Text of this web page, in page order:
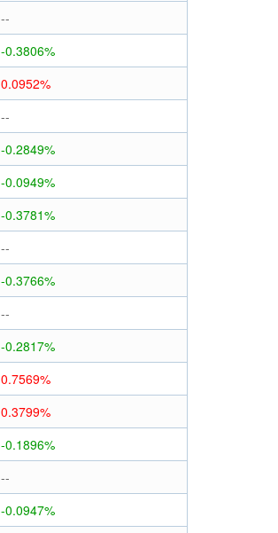
--
-0.3806%
0.0952%
--
-0.2849%
-0.0949%
-0.3781%
--
-0.3766%
--
-0.2817%
0.7569%
0.3799%
-0.1896%
--
-0.0947%